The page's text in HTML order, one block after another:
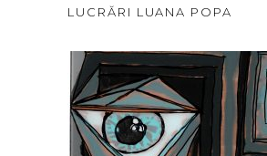
LUCRĂRI LUANA POPA